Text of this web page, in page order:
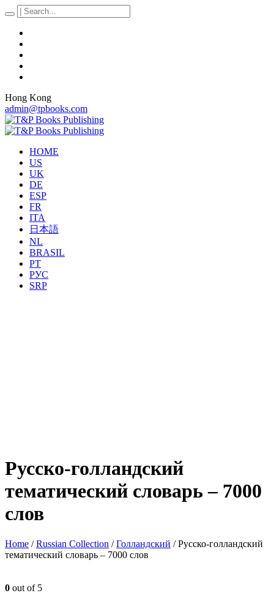
Hong Kong
admin@tpbooks.com
HOME
US
UK
DE
ESP
FR
ITA
日本語
NL
BRASIL
PT
РУС
SRP
Русско-голландский
тематический словарь – 7000
слов
Home /Russian Collection /Голландский / Русско-голландский
тематический словарь – 7000 слов
0 out of 5